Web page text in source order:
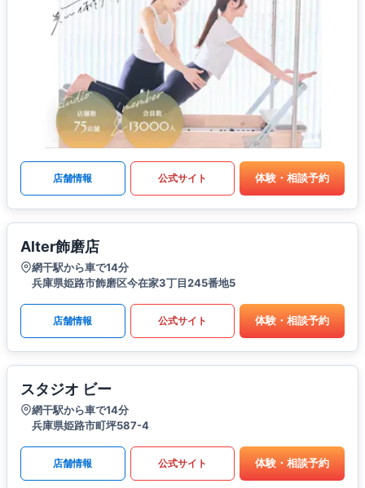
店舗情報 公式サイト 体験・相談予約
Alter飾磨店
網干駅から車で14分
兵庫県姫路市飾磨区今在家3丁目245番地5
店舗情報 公式サイト 体験・相談予約
スタジオ ビー
網干駅から車で14分
兵庫県姫路市町坪587-4
店舗情報 公式サイト 体験・相談予約